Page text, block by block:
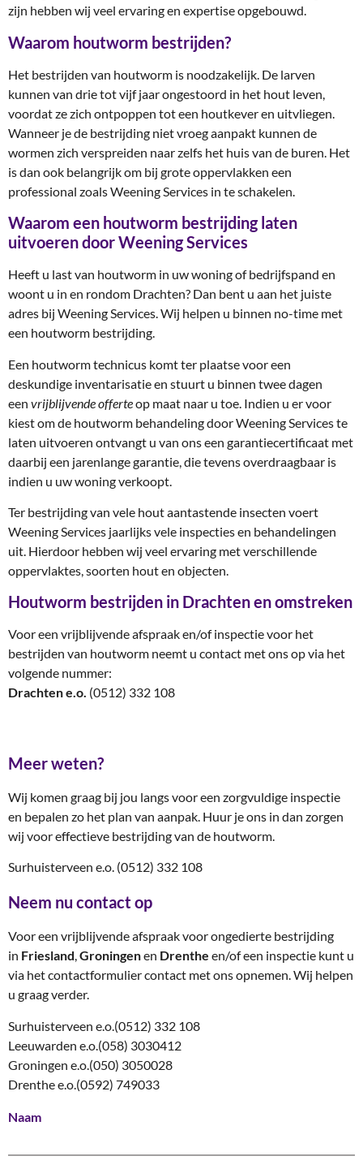
zijn hebben wij veel ervaring en expertise opgebouwd.
Waarom houtworm bestrijden?
Het bestrijden van houtworm is noodzakelijk. De larven
kunnen van drie tot vijf jaar ongestoord in het hout leven,
voordat ze zich ontpoppen tot een houtkever en uitvliegen.
Wanneer je de bestrijding niet vroeg aanpakt kunnen de
wormen zich verspreiden naar zelfs het huis van de buren. Het
is dan ook belangrijk om bij grote oppervlakken een
professional zoals Weening Services in te schakelen.
Waarom een houtworm bestrijding laten
uitvoeren door Weening Services
Heeft u last van houtworm in uw woning of bedrijfspand en
woont u in en rondom Drachten? Dan bent u aan het juiste
adres bij Weening Services. Wij helpen u binnen no-time met
een houtworm bestrijding.
Een houtworm technicus komt ter plaatse voor een
deskundige inventarisatie en stuurt u binnen twee dagen
een vrijblijvende offerteop maat naar u toe. Indien u er voor
kiest om de houtworm behandeling door Weening Services te
laten uitvoeren ontvangt u van ons een garantiecertificaat met
daarbij een jarenlange garantie, die tevens overdraagbaar is
indien u uw woning verkoopt.
Ter bestrijding van vele hout aantastende insecten voert
Weening Services jaarlijks vele inspecties en behandelingen
uit. Hierdoor hebben wij veel ervaring met verschillende
oppervlaktes, soorten hout en objecten.
Houtworm bestrijden in Drachten en omstreken
Voor een vrijblijvende afspraak en/of inspectie voor het
bestrijden van houtworm neemt u contact met ons op via het
volgende nummer:
Drachten e.o. (0512) 332 108
Meer weten?
Wij komen graag bij jou langs voor een zorgvuldige inspectie
en bepalen zo het plan van aanpak. Huur je ons in dan zorgen
wij voor effectieve bestrijding van de houtworm.
Surhuisterveen e.o. (0512) 332 108
Neem nu contact op
Voor een vrijblijvende afspraak voor ongedierte bestrijding
in Friesland,Groningenen Drenthe en/of een inspectie kunt u
via het contactformulier contact met ons opnemen. Wij helpen
u graag verder.
Surhuisterveen e.o. (0512) 332 108
Leeuwarden e.o. (058) 3030412
Groningen e.o. (050) 3050028
Drenthe e.o. (0592) 749033
Naam